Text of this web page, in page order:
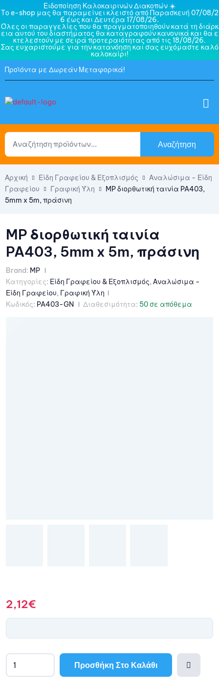
Ειδοποίηση Καλοκαιρινών Διακοπών ☀️
Το e-shop μας θα παραμείνει κλειστό από Παρασκευή 07/08/2
6 έως και Δευτέρα 17/08/26.
Όλες οι παραγγελίες που θα πραγματοποιηθούν κατά τη διάρκ
εια αυτού του διαστήματος θα καταγραφούν κανονικά και θα ε
κτελεστούν με σειρά προτεραιότητας από τις 18/08/26.
Σας ευχαριστούμε για την κατανόηση και σας ευχόμαστε καλό
καλοκαίρι!
Προϊόντα με Δωρεάν Μεταφορικά!
Αναζήτηση
Αρχική Είδη Γραφείου & Εξοπλισμός
Αναλώσιμα - Είδη
Γραφείου
Γραφική Ύλη
MP διορθωτική ταινία PA403,
5mm x 5m, πράσινη
MP διορθωτική ταινία
PA403, 5mm x 5m, πράσινη
Brand: MP
Κατηγορίες: Είδη Γραφείου & Εξοπλισμός, Αναλώσιμα -
Είδη Γραφείου, Γραφική Ύλη
Κωδικός: PA403-GN Διαθεσιμότητα: 50 σε απόθεμα
2,12€
Προσθήκη Στο Καλάθι
l